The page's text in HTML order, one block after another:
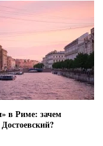
в Риме: зачем